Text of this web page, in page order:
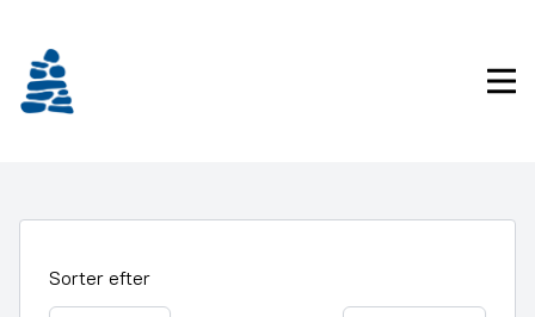
indhold
Sorter efter